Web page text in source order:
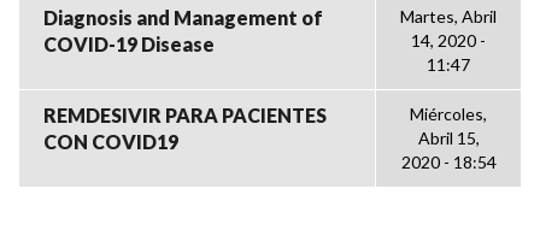
Diagnosis and Management of
COVID-19 Disease
Martes, Abril
14, 2020 -
11:47
REMDESIVIR PARA PACIENTES
CON COVID19
Miércoles,
Abril 15,
2020 - 18:54